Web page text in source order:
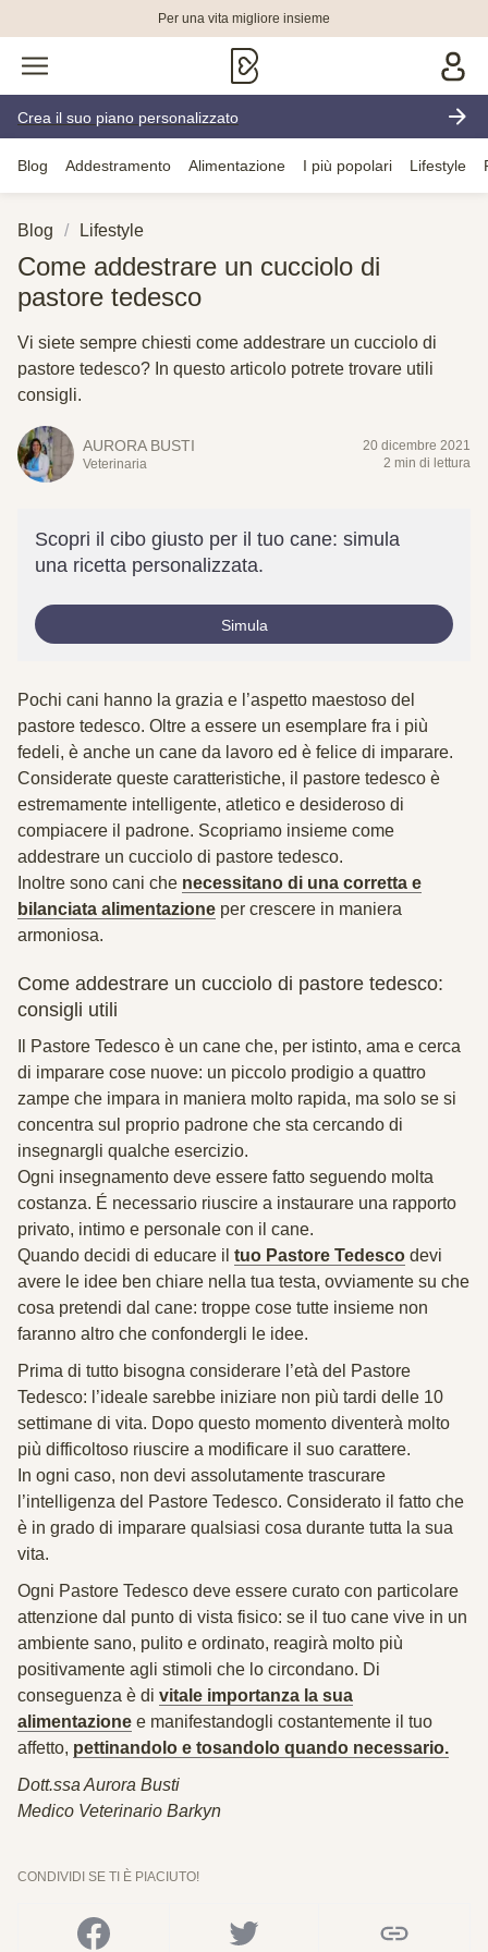
Per una vita migliore insieme
Crea il suo piano personalizzato
Blog Addestramento Alimentazione I più popolari Lifestyle
Blog Lifestyle
Come addestrare un cucciolo di
pastore tedesco
Vi siete sempre chiesti come addestrare un cucciolo di
pastore tedesco? In questo articolo potrete trovare utili
consigli.
AURORA BUSTI
Veterinaria
20 dicembre 2021
2 min di lettura
Scopri il cibo giusto per il tuo cane: simula
una ricetta personalizzata.
Simula
Pochi cani hanno la grazia e l’aspetto maestoso del
pastore tedesco. Oltre a essere un esemplare fra i più
fedeli, è anche un cane da lavoro ed è felice di imparare.
Considerate queste caratteristiche, il pastore tedesco è
estremamente intelligente, atletico e desideroso di
compiacere il padrone. Scopriamo insieme come
addestrare un cucciolo di pastore tedesco.
Inoltre sono cani che necessitano di una corretta e
bilanciata alimentazione per crescere in maniera
armoniosa.
Come addestrare un cucciolo di pastore tedesco:
consigli utili
Pastore Tedesco è un cane che, per istinto, ama e cerca
di imparare cose nuove: un piccolo prodigio a quattro
zampe che impara in maniera molto rapida, ma solo se si
concentra sul proprio padrone che sta cercando di
insegnargli qualche esercizio.
Ogni insegnamento deve essere fatto seguendo molta
costanza. É necessario riuscire a instaurare una rapporto
privato, intimo e personale con il cane.
Quando decidi di educare il tuo Pastore Tedesco devi
avere le idee ben chiare nella tua testa, ovviamente su che
cosa pretendi dal cane: troppe cose tutte insieme non
faranno altro che confondergli le idee.
Prima di tutto bisogna considerare l’età del Pastore
Tedesco: l’ideale sarebbe iniziare non più tardi delle 10
settimane di vita. Dopo questo momento diventerà molto
più difficoltoso riuscire a modificare il suo carattere.
In ogni caso, non devi assolutamente trascurare
l’intelligenza del Pastore Tedesco. Considerato il fatto che
è in grado di imparare qualsiasi cosa durante tutta la sua
vita.
Ogni Pastore Tedesco deve essere curato con particolare
attenzione dal punto di vista fisico: se il tuo cane vive in un
ambiente sano, pulito e ordinato, reagirà molto più
positivamente agli stimoli che lo circondano. Di
conseguenza è di vitale importanza la sua
alimentazione e manifestandogli costantemente il tuo
affetto, pettinandolo e tosandolo quando necessario.
Dott.ssa Aurora Busti
Medico Veterinario Barkyn
CONDIVIDI SE TI È PIACIUTO!